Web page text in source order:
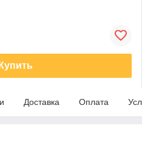
Купить
Доставка Оплата